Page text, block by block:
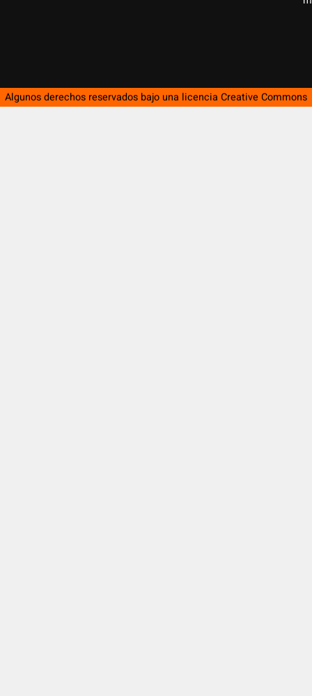
Algunos derechos reservados bajo una licencia Creative Commons